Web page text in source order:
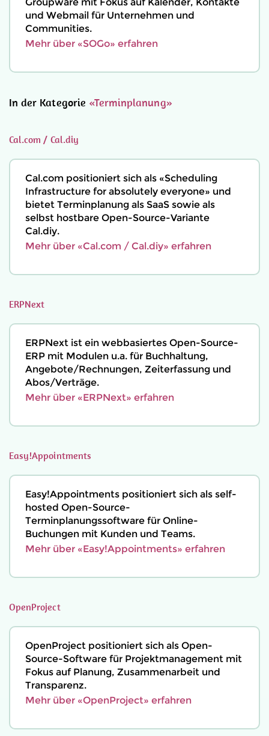
und Webmail für Unternehmen und
Communities.
Mehr über «SOGo» erfahren
In der Kategorie «Terminplanung»
Cal.com / Cal.diy
Cal.com positioniert sich als «Scheduling
Infrastructure for absolutely everyone» und
bietet Terminplanung als SaaS sowie als
selbst hostbare Open-Source-Variante
Cal.diy.
Mehr über «Cal.com / Cal.diy» erfahren
ERPNext
ERPNext ist ein webbasiertes Open-Source-
ERP mit Modulen u.a. für Buchhaltung,
Angebote/Rechnungen, Zeiterfassung und
Abos/Verträge.
Mehr über «ERPNext» erfahren
Easy!Appointments
Easy!Appointments positioniert sich als self-
hosted Open-Source-
Terminplanungssoftware für Online-
Buchungen mit Kunden und Teams.
Mehr über «Easy!Appointments» erfahren
OpenProject
OpenProject positioniert sich als Open-
Source-Software für Projektmanagement mit
Fokus auf Planung, Zusammenarbeit und
Transparenz.
Mehr über «OpenProject» erfahren